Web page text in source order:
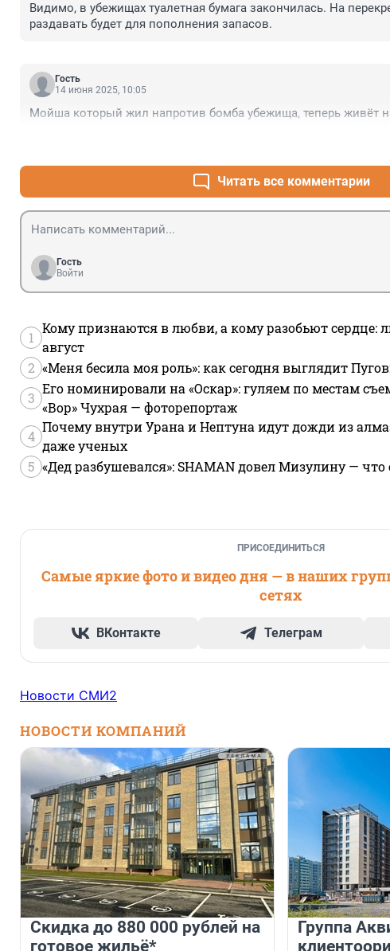
Видимо, в убежищах туалетная бумага закончилась. На
раздавать будет для пополнения запасов.
Гость
14 июня 2025, 10:05
Мойша который жил напротив бомба убежища, теперь живёт
Читать все комментарии
Гость
Войти
1
Кому признаются в любви, а кому разобьют сердце:
август
2 «Меня бесила моя роль»: как сегодня выглядит
3
Его номинировали на «Оскар»: гуляем по местам
«Вор» Чухрая — фоторепортаж
4
Почему внутри Урана и Нептуна идут дожди из
даже ученых
5 «Дед разбушевался»: SHAMAN довел Мизулину —
ПРИСОЕДИНИТЬСЯ
Самые яркие фото и видео дня — в наших
сетях
ВКонтакте Телеграм
Новости СМИ2
НОВОСТИ КОМПАНИЙ
Скидка до 880 000 рублей на
готовое жильё*
Группа